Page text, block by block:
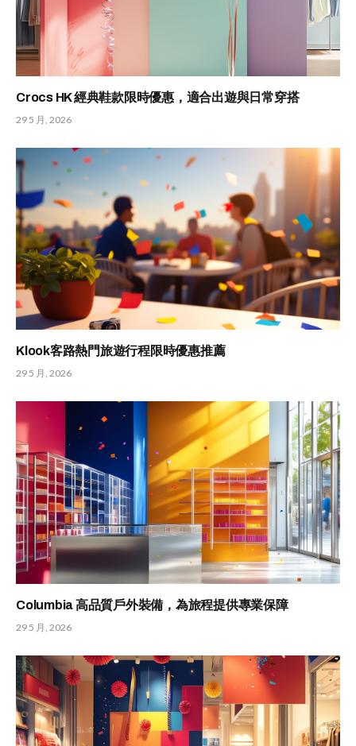
Crocs HK 經典鞋款限時優惠，適合出遊與日常穿搭
29 5 月, 2026
Klook客路熱門旅遊行程限時優惠推薦
29 5 月, 2026
Columbia 高品質戶外裝備，為旅程提供專業保障
29 5 月, 2026